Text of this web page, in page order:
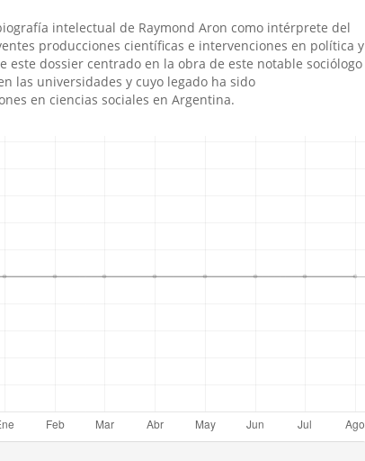
intelectual de Raymond Aron como intérprete del
producciones cientí­ficas e intervenciones en polí­tica y
dossier centrado en la obra de este notable sociólogo
las universidades y cuyo legado ha sido
en ciencias sociales en Argentina.